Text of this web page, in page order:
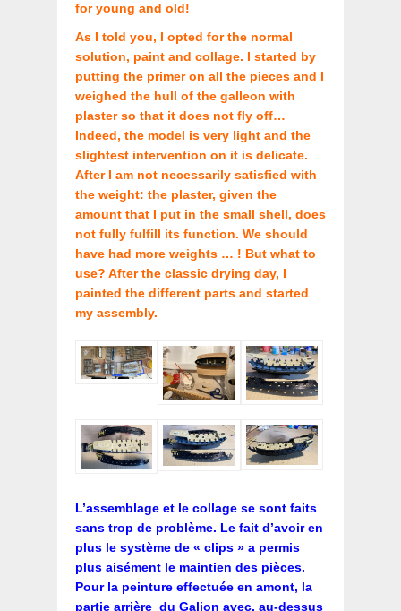
for young and old!
As I told you, I opted for the normal
solution, paint and collage. I started by
putting the primer on all the pieces and I
weighed the hull of the galleon with
plaster so that it does not fly off…
Indeed, the model is very light and the
slightest intervention on it is delicate.
After I am not necessarily satisfied with
the weight: the plaster, given the
amount that I put in the small shell, does
not fully fulfill its function. We should
have had more weights … ! But what to
use? After the classic drying day, I
painted the different parts and started
my assembly.
L’assemblage et le collage se sont faits
sans trop de problème. Le fait d’avoir en
plus le système de « clips » a permis
plus aisément le maintien des pièces.
Pour la peinture effectuée en amont, la
partie arrière du Galion avec, au-dessus